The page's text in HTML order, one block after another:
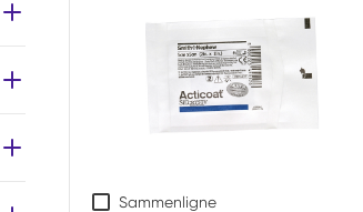
Sammenligne